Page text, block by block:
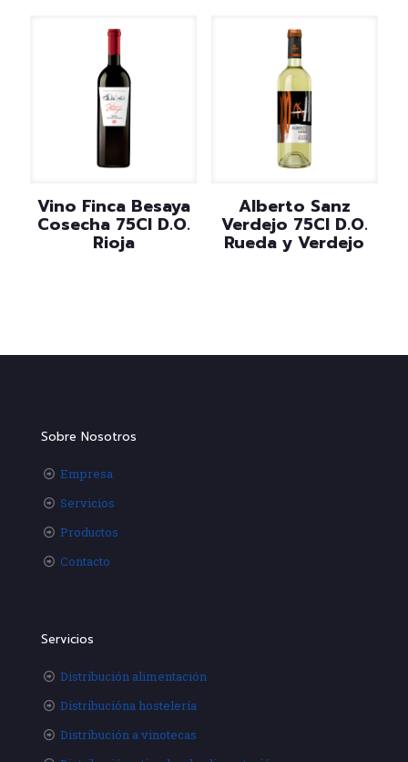
Vino Finca Besaya
Cosecha 75Cl D.O.
Rioja
Alberto Sanz
Verdejo 75Cl D.O.
Rueda y Verdejo
Sobre Nosotros
Empresa
Servicios
Productos
Contacto
Servicios
Distribución alimentación
Distribucióna hostelería
Distribución a vinotecas